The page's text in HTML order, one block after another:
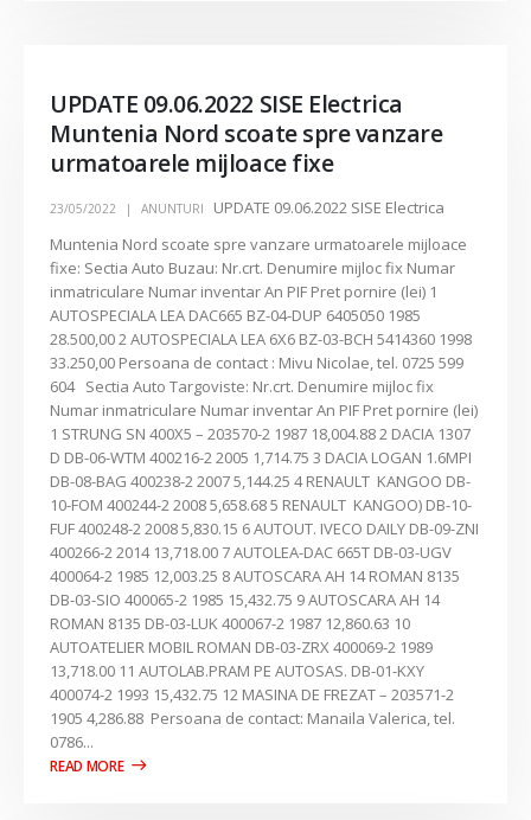
UPDATE 09.06.2022 SISE Electrica
Muntenia Nord scoate spre vanzare
urmatoarele mijloace fixe
23/05/2022 ANUNTURI
UPDATE 09.06.2022 SISE Electrica
Muntenia Nord scoate spre vanzare urmatoarele mijloace
fixe: Sectia Auto Buzau: Nr.crt. Denumire mijloc fix Numar
inmatriculare Numar inventar An PIF Pret pornire (lei) 1
AUTOSPECIALA LEA DAC665 BZ-04-DUP 6405050 1985
28.500,00 2 AUTOSPECIALA LEA 6X6 BZ-03-BCH 5414360 1998
33.250,00 Persoana de contact : Mivu Nicolae, tel. 0725 599
604 Sectia Auto Targoviste: Nr.crt. Denumire mijloc fix
Numar inmatriculare Numar inventar An PIF Pret pornire (lei)
1 STRUNG SN 400X5 – 203570-2 1987 18,004.88 2 DACIA 1307
D DB-06-WTM 400216-2 2005 1,714.75 3 DACIA LOGAN 1.6MPI
DB-08-BAG 400238-2 2007 5,144.25 4 RENAULT KANGOO DB-
10-FOM 400244-2 2008 5,658.68 5 RENAULT KANGOO) DB-10-
FUF 400248-2 2008 5,830.15 6 AUTOUT. IVECO DAILY DB-09-ZNI
400266-2 2014 13,718.00 7 AUTOLEA-DAC 665T DB-03-UGV
400064-2 1985 12,003.25 8 AUTOSCARA AH 14 ROMAN 8135
DB-03-SIO 400065-2 1985 15,432.75 9 AUTOSCARA AH 14
ROMAN 8135 DB-03-LUK 400067-2 1987 12,860.63 10
AUTOATELIER MOBIL ROMAN DB-03-ZRX 400069-2 1989
13,718.00 11 AUTOLAB.PRAM PE AUTOSAS. DB-01-KXY
400074-2 1993 15,432.75 12 MASINA DE FREZAT – 203571-2
1905 4,286.88 Persoana de contact: Manaila Valerica, tel.
0786...